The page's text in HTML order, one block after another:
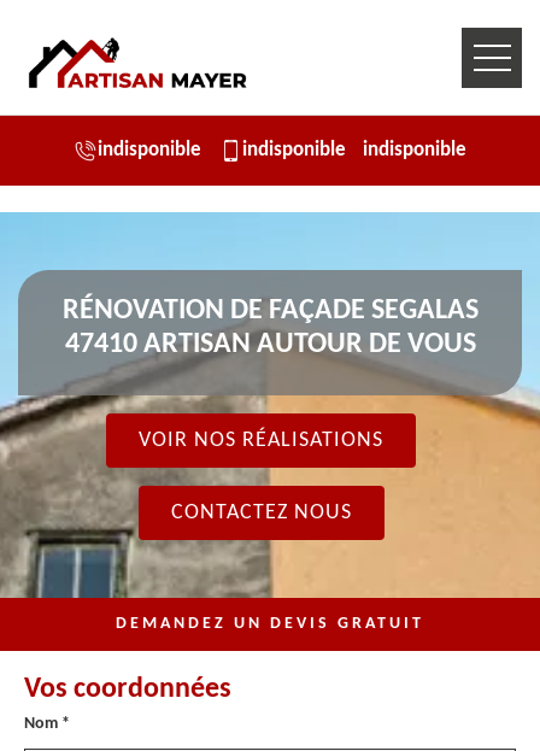
indisponible indisponible indisponible
RÉNOVATION DE FAÇADE SEGALAS
47410 ARTISAN AUTOUR DE VOUS
VOIR NOS RÉALISATIONS
CONTACTEZ NOUS
DEMANDEZ UN DEVIS GRATUIT
Vos coordonnées
Nom *